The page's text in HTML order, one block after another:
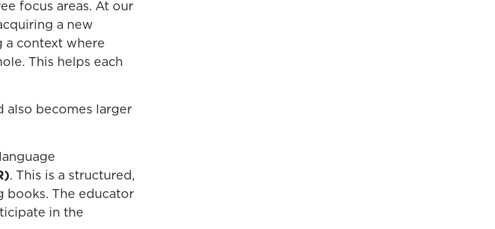
focus areas. At our
a new
a context where
This helps each
also becomes larger
. This is a structured,
books. The educator
in the